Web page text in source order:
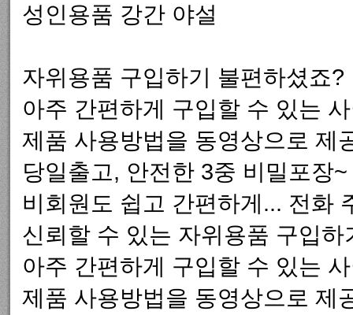
성인용품 강간 야설
자위용품 구입하기 불편하셨죠?
아주 간편하게 구입할 수 있는
제품 사용방법을 동영상으로 제
당일출고, 안전한 3중 비밀포장~
비회원도 쉽고 간편하게... 전화
신뢰할 수 있는 자위용품 구입하
아주 간편하게 구입할 수 있는
제품 사용방법을 동영상으로 제